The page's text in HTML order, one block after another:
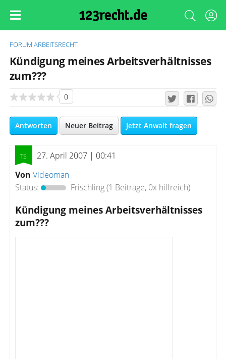
FORUM ARBEITSRECHT
Kündigung meines Arbeitsverhältnisses
zum???
0
Antworten Neuer Beitrag Jetzt Anwalt fragen
27. April 2007 | 00:41
Von Videoman
Status:
Frischling(1 Beiträge, 0x hilfreich)
Kündigung meines Arbeitsverhältnisses
zum???